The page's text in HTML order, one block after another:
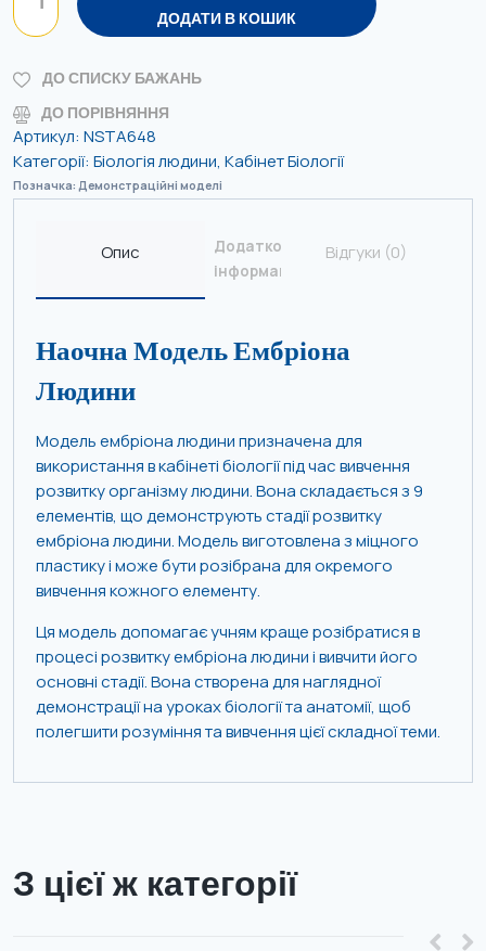
ДОДАТИ В КОШИК
ДО СПИСКУ БАЖАНЬ
ДО ПОРІВНЯННЯ
Артикул: NSTA648
Категорії: Біологія людини, Кабінет Біології
Позначка: Демонстраційні моделі
Опис
Додаткова
інформація
Відгуки (0)
Наочна Модель Ембріона
Людини
Модель ембріона людини призначена для
використання в кабінеті біології під час вивчення
розвитку організму людини. Вона складається з 9
елементів, що демонструють стадії розвитку
ембріона людини. Модель виготовлена з міцного
пластику і може бути розібрана для окремого
вивчення кожного елементу.
Ця модель допомагає учням краще розібратися в
процесі розвитку ембріона людини і вивчити його
основні стадії. Вона створена для наглядної
демонстрації на уроках біології та анатомії, щоб
полегшити розуміння та вивчення цієї складної теми.
З цієї ж категорії